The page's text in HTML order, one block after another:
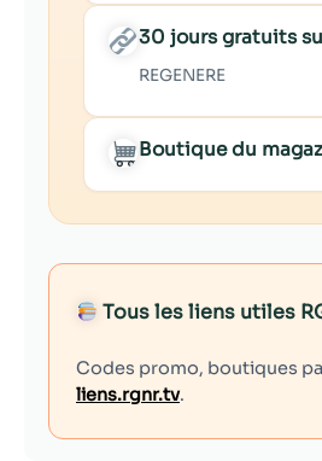
30 jours gratuits
REGENERE
Boutique du
Tous les liens utiles
Codes promo, boutiques
liens.rgnr.tv.